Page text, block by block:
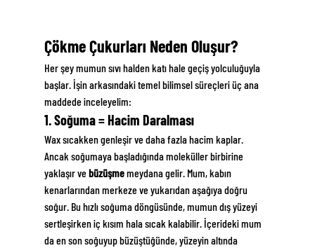
Çökme Çukurları Neden Oluşur?
Her şey mumun sıvı halden katı hale geçiş yolculuğuyla
başlar. İşin arkasındaki temel bilimsel süreçleri üç ana
maddede inceleyelim:
1. Soğuma = Hacim Daralması
Wax sıcakken genleşir ve daha fazla hacim kaplar.
Ancak soğumaya başladığında moleküller birbirine
yaklaşır ve büzüşme meydana gelir. Mum, kabın
kenarlarından merkeze ve yukarıdan aşağıya doğru
soğur. Bu hızlı soğuma döngüsünde, mumun dış yüzeyi
sertleşirken iç kısım hala sıcak kalabilir. İçerideki mum
da en son soğuyup büzüştüğünde, yüzeyin altında